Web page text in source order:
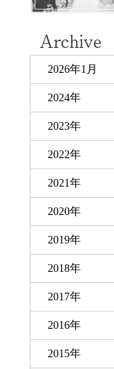
2026年1月
2024年
2023年
2022年
2021年
2020年
2019年
2018年
2017年
2016年
2015年